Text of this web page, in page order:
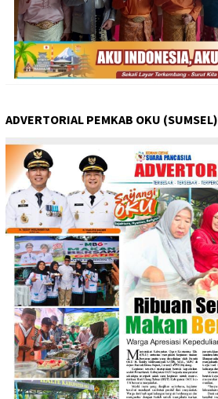
ADVERTORIAL PEMKAB OKU (SUMSEL)